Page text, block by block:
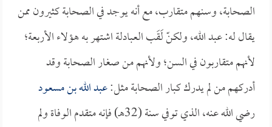
الصحابة، وسنهم متقارب، مع أنه يوجد في الصحابة كثيرون ممن
يقال له: عبد الله، ولكنّ لَقَب العبادلة اشتهر به هؤلاء الأربعة؛
لأنهم متقاربون في السن؛ ولأنهم من صغار الصحابة وقد
أدركهم من لم يدرك كبار الصحابة مثل:عبد الله بن مسعود
رضي الله عنه، الذي توفي سنة (32هـ) فإنه متقدم الوفاة ولم